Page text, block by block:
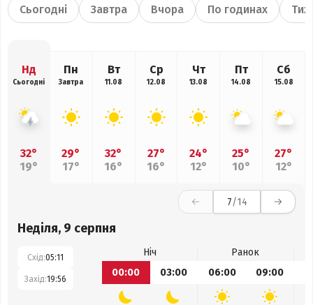
Сьогодні Завтра Вчора По годинах
Нд
Сьогодні
32°
19°
Пн
Завтра
29°
17°
Вт
11.08
32°
16°
Ср
12.08
27°
16°
Чт
13.08
24°
12°
Пт
14.08
25°
10°
Сб
15.08
27°
12°
7/14
Неділя, 9 серпня
Схід:05:11
Захід:19:56
Ніч
Ранок
00:00
03:00 06:00 09:00